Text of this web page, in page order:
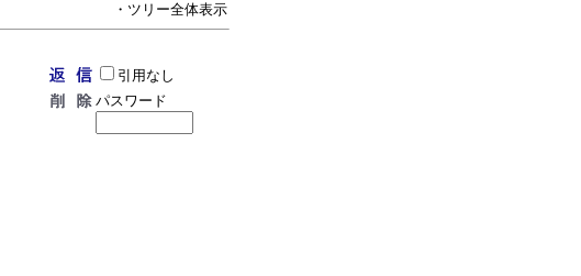
・ツリー全体表示
引用なし
パスワード